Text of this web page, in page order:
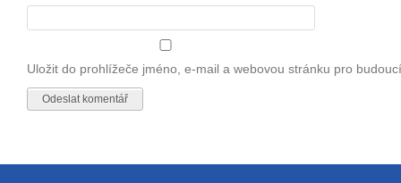
Uložit do prohlížeče jméno, e-mail a webovou stránku pro